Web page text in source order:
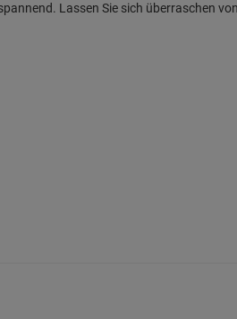
Lassen Sie sich überraschen